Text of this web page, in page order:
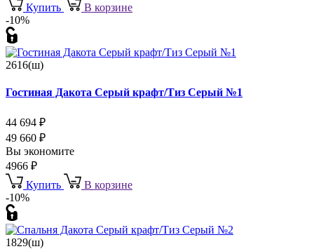
Купить
В корзине
-10%
2616(ш)
Гостиная Дакота Серый крафт/Тиз Серый №1
44 694 ₽
49 660 ₽
Вы экономите
4966 ₽
Купить
В корзине
-10%
1829(ш)